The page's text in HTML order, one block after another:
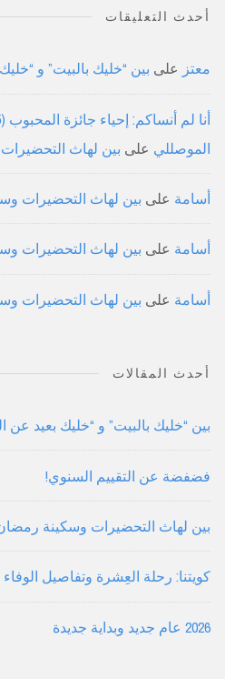
أحدث التعليقات
معتز على بين “خليك بالبيت” و
الموصللي على بين لهاث
أسامة على بين لهاث التحضيرات
أسامة على بين لهاث التحضيرات
أسامة على بين لهاث التحضيرات
أحدث المقالات
بين “خليك بالبيت” و “خليك بعيد عن
فضفضة عن التقييم السنوي!
بين لهاث التحضيرات وسكينة
كويتنا: رحلة العِشرة وتفاصيل الوفاء
2026 عام جديد وبداية جديدة